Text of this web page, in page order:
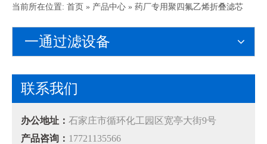
当前所在位置: 首页 » 产品中心 » 药厂专用聚四氟乙烯折叠滤芯
一通过滤设备
联系我们
办公地址： 石家庄市循环化工园区宽亭大街9号
产品咨询： 17721135566